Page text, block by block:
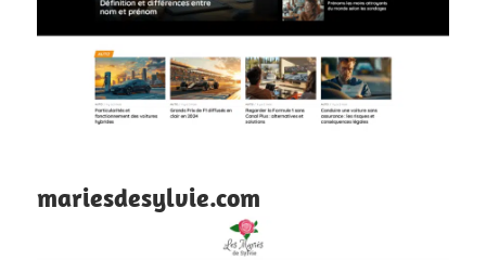
mariesdesylvie.com